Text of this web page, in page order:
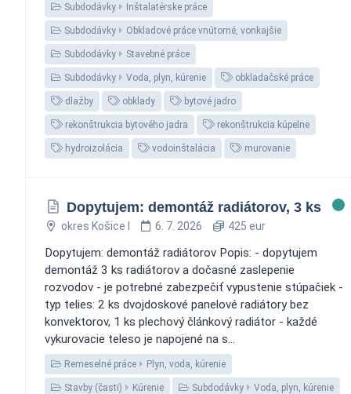
Subdodávky Inštalatérske práce
Subdodávky Obkladové práce vnútorné, vonkajšie
Subdodávky Stavebné práce
Subdodávky Voda, plyn, kúrenie obkladačské práce
dlažby obklady bytové jadro
rekonštrukcia bytového jadra rekonštrukcia kúpelne
hydroizolácia vodoinštalácia murovanie
Dopytujem: demontáž radiátorov, 3 ks
okres Košice I 6. 7. 2026 425 eur
Dopytujem: demontáž radiátorov Popis: - dopytujem
demontáž 3 ks radiátorov a dočasné zaslepenie
rozvodov - je potrebné zabezpečiť vypustenie stúpačiek -
typ telies: 2 ks dvojdoskové panelové radiátory bez
konvektorov, 1 ks plechový článkový radiátor - každé
vykurovacie teleso je napojené na s...
Remeselné práce Plyn, voda, kúrenie
Stavby (časti) Kúrenie Subdodávky Voda, plyn, kúrenie